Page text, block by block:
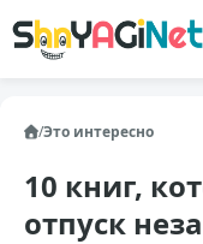
/Это интересно
10 книг,
отпуск